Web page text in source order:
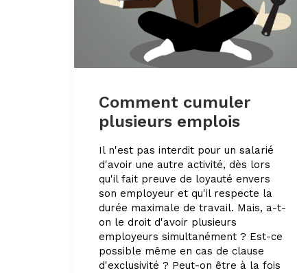
Comment cumuler
plusieurs emplois
Il n'est pas interdit pour un salarié
d'avoir une autre activité, dès lors
qu'il fait preuve de loyauté envers
son employeur et qu'il respecte la
durée maximale de travail. Mais, a-t-
on le droit d'avoir plusieurs
employeurs simultanément ? Est-ce
possible même en cas de clause
d'exclusivité ? Peut-on être à la fois